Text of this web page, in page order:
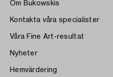
Om Bukowskis
Kontakta våra specialister
Våra Fine Art-resultat
Nyheter
Hemvärdering